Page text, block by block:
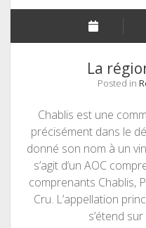
La
Posted in
Chablis est une
précisément dans le
donné son nom à un
s’agit d’un AOC
comprenants Chablis,
Cru. L’appellation
s’étend